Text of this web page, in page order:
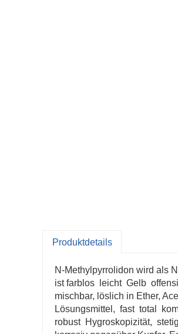
Produktdetails
N-Methylpyrrolidon wird als
ist farblos
leicht Gelb
mischbar, löslich in Ether,
Lösungsmittel, fast total
robust Hygroskopizität, stetig